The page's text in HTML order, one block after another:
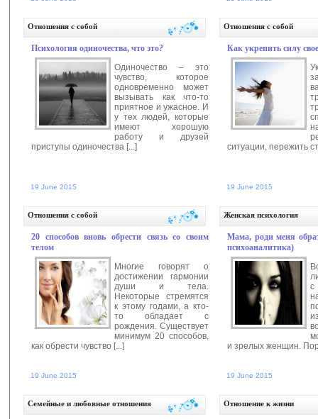
Отношения с собой
Психология одиночества, что это?
Одиночество – это
чувство, которое
одновременно может
вызывать как что-то
приятное и ужасное. И
у тех людей, которые
имеют хорошую
работу и друзей
приступы одиночества [...]
19 June 2015
Отношения с собой
Как укрепить силу
ситуации, пережить
19 June 2015
Отношения с собой
20 способов вновь обрести связь со своим
телом
Многие говорят о
достижении гармонии
души и тела.
Некоторые стремятся
к этому годами, а кто-
то обладает с
рождения. Существует
минимум 20 способов,
как обрести чувство [...]
19 June 2015
Женская психология
Мама, роди меня
психоаналитика)
и зрелых женщин.
19 June 2015
Семейные и любовные отношения Отношение к жизни